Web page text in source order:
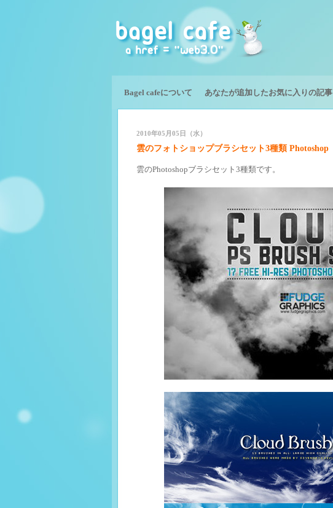
Bagel cafeについて あなたが追加したお気に入りの記事
2010年05月05日（水）
雲のフォトショップブラシセット3種類 Photoshop
雲のPhotoshopブラシセット3種類です。